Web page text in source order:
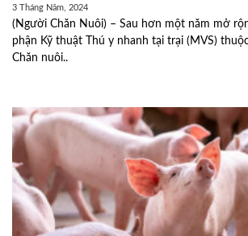
3 Tháng Năm, 2024
(Người Chăn Nuôi) – Sau hơn một năm mở
phận Kỹ thuật Thú y nhanh tại trại (MVS)
Chăn nuôi..